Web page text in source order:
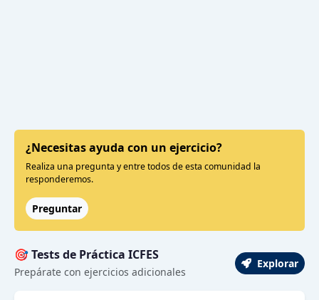
¿Necesitas ayuda con un ejercicio?
Realiza una pregunta y entre todos de esta comunidad la
responderemos.
Preguntar
🎯 Tests de Práctica ICFES
Prepárate con ejercicios adicionales
Explorar